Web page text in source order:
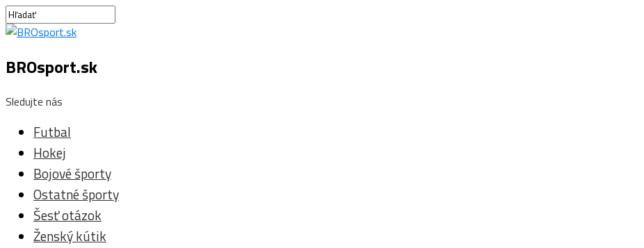
BROsport.sk
Sledujte nás
Futbal
Hokej
Bojové športy
Ostatné športy
Šesť otázok
Ženský kútik